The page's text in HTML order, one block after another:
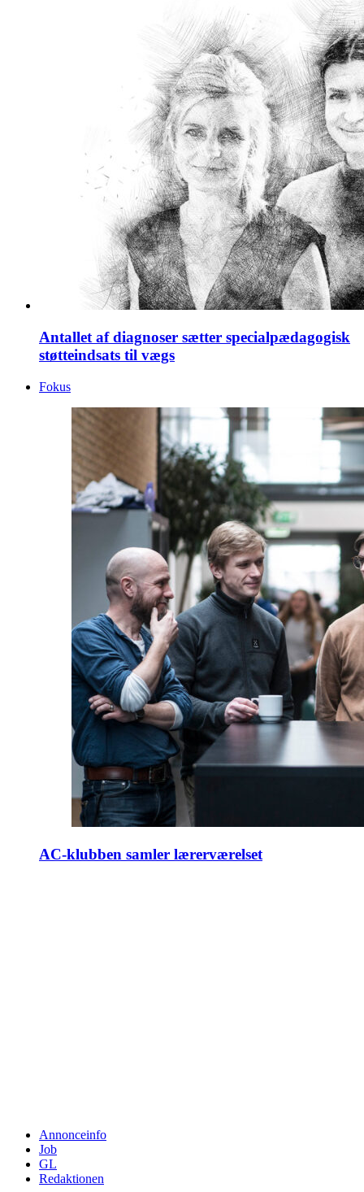
Antallet af diagnoser sætter specialpædagogisk
støtteindsats til vægs
Fokus
AC-klubben samler lærerværelset
Annonceinfo
Job
GL
Redaktionen